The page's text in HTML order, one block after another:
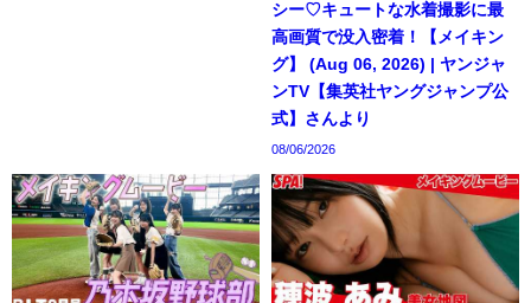
シー♡キュートな水着撮影に最
高画質で没入密着！【メイキン
グ】 (Aug 06, 2026) | ヤンジャ
ンTV【集英社ヤングジャンプ公
式】さんより
08/06/2026